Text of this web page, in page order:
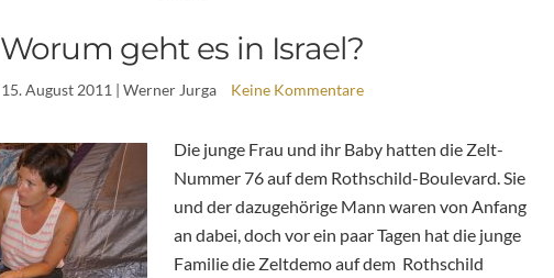
Worum geht es in Israel?
15. August 2011 | Werner Jurga Keine Kommentare
Die junge Frau und ihr Baby hatten die Zelt-
Nummer 76 auf dem Rothschild-Boulevard. Sie
und der dazugehörige Mann waren von Anfang
an dabei, doch vor ein paar Tagen hat die junge
Familie die Zeltdemo auf dem Rothschild